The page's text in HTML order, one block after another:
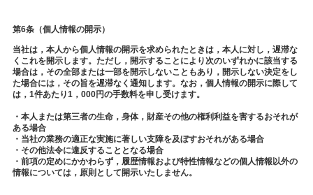
第6条（個人情報の開示）
当社は，本人から個人情報の開示を求められたときは，本人に対し，遅滞な
くこれを開示します。ただし，開示することにより次のいずれかに該当する
場合は，その全部または一部を開示しないこともあり，開示しない決定をし
た場合には，その旨を遅滞なく通知します。なお，個人情報の開示に際して
は，1件あたり1，000円の手数料を申し受けます。
・本人または第三者の生命，身体，財産その他の権利利益を害するおそれが
ある場合
・当社の業務の適正な実施に著しい支障を及ぼすおそれがある場合
・その他法令に違反することとなる場合
・前項の定めにかかわらず，履歴情報および特性情報などの個人情報以外の
情報については，原則として開示いたしません。